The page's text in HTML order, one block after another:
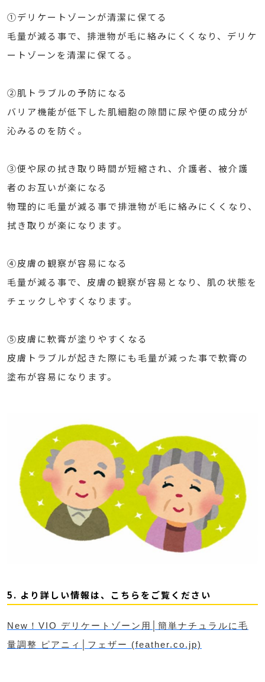
①デリケートゾーンが清潔に保てる
毛量が減る事で、排泄物が毛に絡みにくくなり、デリケ
ートゾーンを清潔に保てる。
②肌トラブルの予防になる
バリア機能が低下した肌細胞の隙間に尿や便の成分が
沁みるのを防ぐ。
③便や尿の拭き取り時間が短縮され、介護者、被介護
者のお互いが楽になる
物理的に毛量が減る事で排泄物が毛に絡みにくくなり、
拭き取りが楽になります。
④皮膚の観察が容易になる
毛量が減る事で、皮膚の観察が容易となり、肌の状態を
チェックしやすくなります。
⑤皮膚に軟膏が塗りやすくなる
皮膚トラブルが起きた際にも毛量が減った事で軟膏の
塗布が容易になります。
5. より詳しい情報は、こちらをご覧ください
New！VIO デリケートゾーン用│簡単ナチュラルに毛
量調整 ピアニィ│フェザー (feather.co.jp)